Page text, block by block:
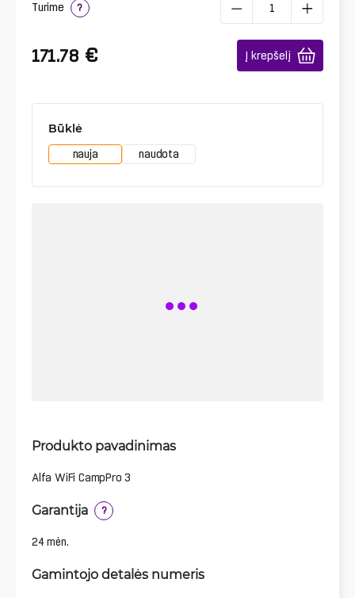
Turime ?
171.78 € Į krepšelį
Būklė
nauja naudota
Produkto pavadinimas
Alfa WiFi CampPro 3
Garantija ?
24 mėn.
Gamintojo detalės numeris